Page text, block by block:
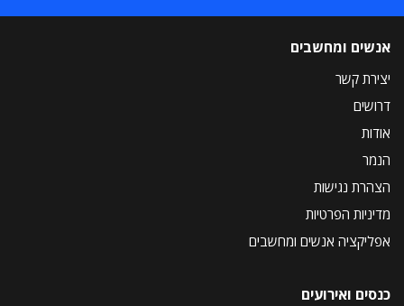
אנשים ומחשבים
יצירת קשר
דרושים
אודות
הנמר
הצהרת נגישות
מדיניות הפרטיות
אפליקציה אנשים ומחשבים
כנסים ואירועים